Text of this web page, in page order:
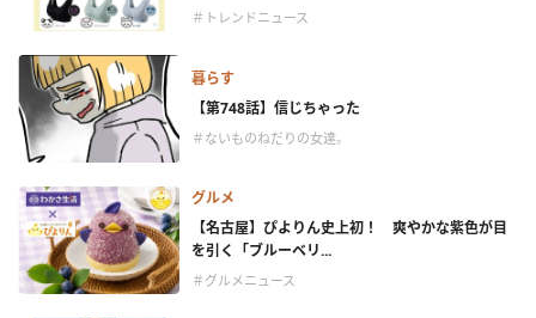
＃トレンドニュース
暮らす
【第748話】信じちゃった
＃ないものねだりの女達。
グルメ
【名古屋】ぴよりん史上初！ 爽やかな紫色が目
を引く「ブルーベリ...
＃グルメニュース